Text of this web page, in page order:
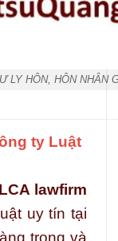
LY HÔN, HÔN NHÂN
ty Luật
lawfirm
uy tín tại
trong và